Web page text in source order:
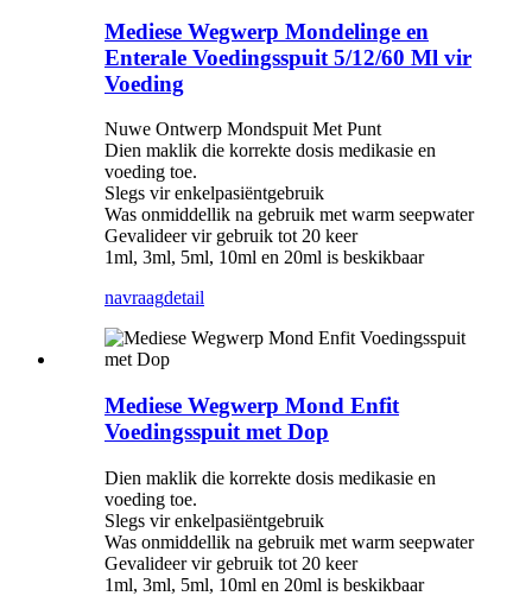
Mediese Wegwerp Mondelinge en
Enterale Voedingsspuit 5/12/60 Ml vir
Voeding
Nuwe Ontwerp Mondspuit Met Punt
Dien maklik die korrekte dosis medikasie en
voeding toe.
Slegs vir enkelpasiëntgebruik
Was onmiddellik na gebruik met warm seepwater
Gevalideer vir gebruik tot 20 keer
1ml, 3ml, 5ml, 10ml en 20ml is beskikbaar
navraagdetail
Mediese Wegwerp Mond Enfit
Voedingsspuit met Dop
Dien maklik die korrekte dosis medikasie en
voeding toe.
Slegs vir enkelpasiëntgebruik
Was onmiddellik na gebruik met warm seepwater
Gevalideer vir gebruik tot 20 keer
1ml, 3ml, 5ml, 10ml en 20ml is beskikbaar